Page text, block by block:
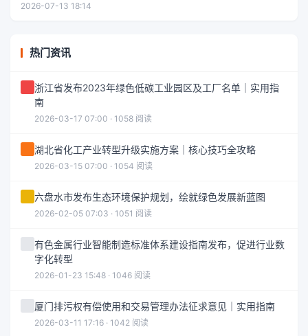
2026-07-13 18:14
热门资讯
浙江省发布2023年绿色低碳工业园区及工厂名单｜实用指
南
2026-03-17 07:00 · 1058 阅读
湖北省化工产业转型升级实施方案｜核心技巧全攻略
2026-03-15 07:00 · 1054 阅读
六盘水市发布生态环境保护规划，绘就绿色发展新蓝图
2026-02-05 07:03 · 1051 阅读
有色金属行业智能制造标准体系建设指南发布，促进行业数
字化转型
2026-01-23 15:48 · 1046 阅读
厦门排污权有偿使用和交易管理办法征求意见｜实用指南
2026-03-11 17:16 · 1042 阅读